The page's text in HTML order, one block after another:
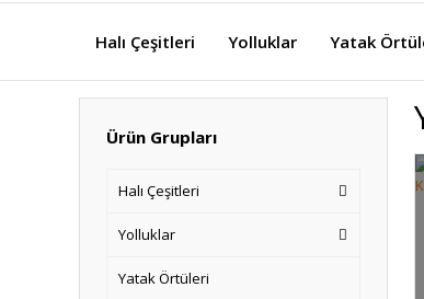
Halı Çeşitleri Yolluklar Yatak
Ürün Grupları
Halı Çeşitleri
Yolluklar
Yatak Örtüleri